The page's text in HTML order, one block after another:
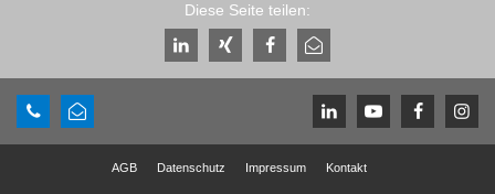
Diese Seite teilen:
AGB Datenschutz Impressum Kontakt